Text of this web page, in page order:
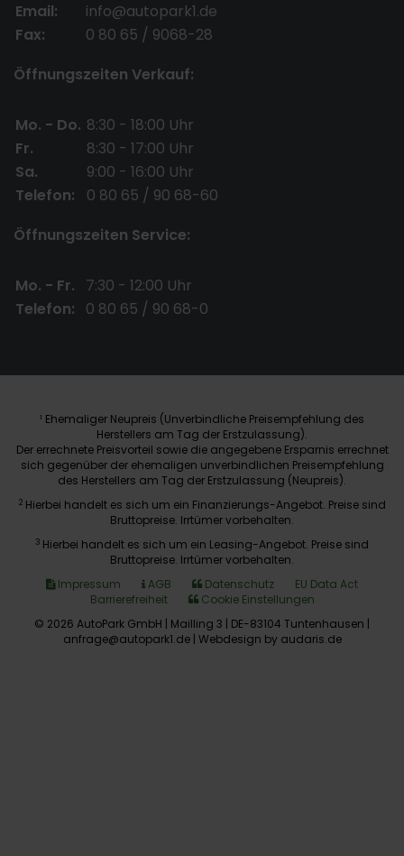
Email:
info@autopark1.de
Fax:
0 80 65 / 9068-28
Öffnungszeiten Verkauf:
Mo. - Do. 8:30 - 18:00 Uhr
Fr.
8:30 - 17:00 Uhr
Sa.
9:00 - 16:00 Uhr
Telefon:
0 80 65 / 90 68-60
Öffnungszeiten Service:
Mo. - Fr.
7:30 - 12:00 Uhr
Telefon:
0 80 65 / 90 68-0
1 Ehemaliger Neupreis (Unverbindliche Preisempfehlung des
Herstellers am Tag der Erstzulassung).
Der errechnete Preisvorteil sowie die angegebene Ersparnis errechnet
sich gegenüber der ehemaligen unverbindlichen Preisempfehlung
des Herstellers am Tag der Erstzulassung (Neupreis).
2 Hierbei handelt es sich um ein Finanzierungs-Angebot. Preise sind
Bruttopreise. Irrtümer vorbehalten.
3 Hierbei handelt es sich um ein Leasing-Angebot. Preise sind
Bruttopreise. Irrtümer vorbehalten.
Impressum
AGB Datenschutz
EU Data Act
Barrierefreiheit
Cookie Einstellungen
© 2026 AutoPark GmbH | Mailling 3 | DE-83104 Tuntenhausen |
anfrage@autopark1.de | Webdesign by audaris.de